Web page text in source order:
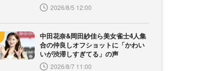
2026/8/5 12:00
中田花奈&岡田紗佳ら美女雀士4人集
合の仲良しオフショットに「かわい
いが渋滞しすぎてる」の声
2026/8/7 11:00